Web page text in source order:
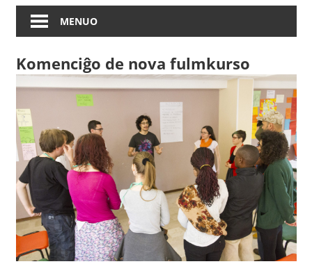
MENUO
Komenciĝo de nova fulmkurso